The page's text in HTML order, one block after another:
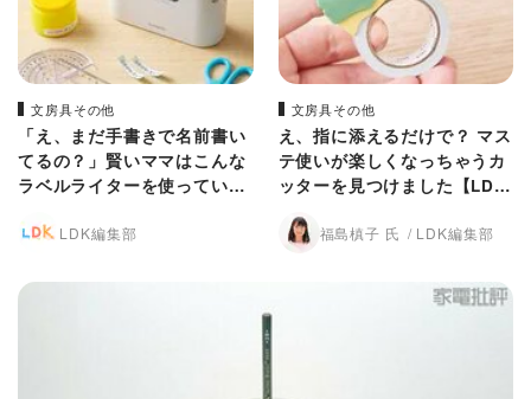
文房具その他
「え、まだ手書きで名前書い
てるの？」賢いママはこんな
ラベルライターを使っていま
LDK編集部
文房具その他
え、指に添えるだけで？ マス
テ使いが楽しくなっちゃうカ
ッターを見つけました【LD
福島槙子 氏 LDK編集部